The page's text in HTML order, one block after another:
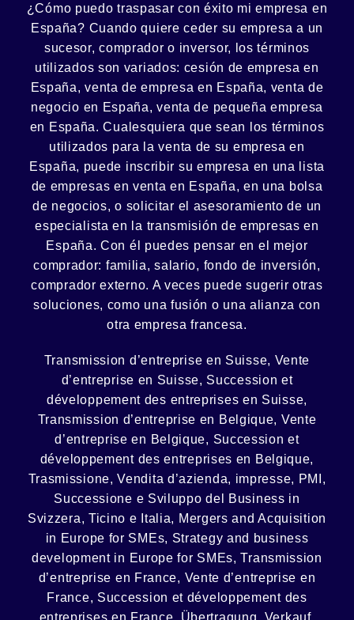
¿Cómo puedotraspasar con éxito mi empresa en
España? Cuando quiere ceder su empresa a un
sucesor, comprador o inversor, los términos
utilizados son variados: cesión de empresa en
España, venta de empresa en España, venta de
negocio en España, venta de pequeña empresa
en España. Cualesquiera que sean los términos
utilizados para la venta de su empresa en
España, puede inscribir su empresa en una lista
de empresas en venta en España, en una bolsa
de negocios, o solicitar el asesoramiento de un
especialista en la transmisión de empresas en
España. Con él puedes pensar en el mejor
comprador: familia,salario, fondo de inversión,
comprador externo. A veces puede sugerir otras
soluciones, como una fusión o unaalianza con
otra empresa francesa.
Transmission d’entreprise en Suisse, Vente
d’entreprise en Suisse, Succession et
développement des entreprises en Suisse,
Transmission d’entreprise en Belgique, Vente
d’entreprise en Belgique, Succession et
développement des entreprises en Belgique,
Trasmissione, Vendita d’azienda, impresse, PMI,
Successione e Sviluppo del Business in
Svizzera, Ticino e Italia, Mergers and Acquisition
in Europe for SMEs, Strategy and business
development in Europe for SMEs,Transmission
d’entreprise en France, Vente d’entreprise en
France, Succession et développement des
entreprises en France
Übertragung, Verkauf,